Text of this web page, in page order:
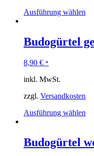
Ausführung wählen
Budogürtel
8,90 € *
inkl. MwSt.
zzgl. Versandkosten
Ausführung wählen
Budogürtel